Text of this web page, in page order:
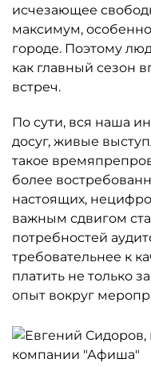
исчезающее
максимум,
городе. Поэтому
как главный сезон
встреч.
По сути, вся наша
досуг, живые
такое
более
настоящих,
важным сдвигом
потребностей
требовательнее к
платить не только
опыт вокруг